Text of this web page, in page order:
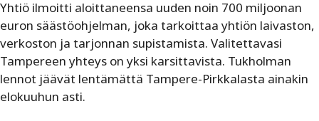
Yhtiö ilmoitti aloittaneensa uuden noin 700 miljoonan
euron säästöohjelman, joka tarkoittaa yhtiön laivaston,
verkoston ja tarjonnan supistamista. Valitettavasi
Tampereen yhteys on yksi karsittavista. Tukholman
lennot jäävät lentämättä Tampere-Pirkkalasta ainakin
elokuuhun asti.